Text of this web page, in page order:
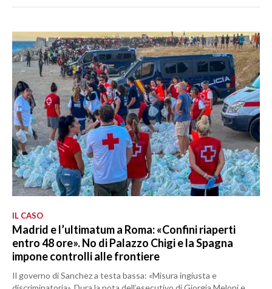
IL CASO
Madrid e l’ultimatum a Roma: «Confini riaperti
entro 48 ore». No di Palazzo Chigi e la Spagna
impone controlli alle frontiere
Il governo di Sanchez a testa bassa: «Misura ingiusta e